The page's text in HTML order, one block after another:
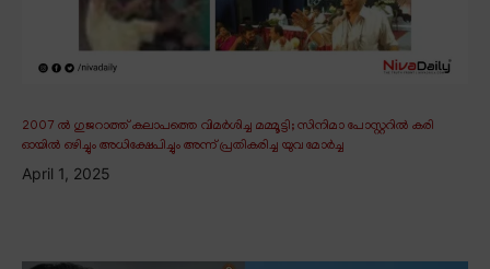
2007 ൽ ഗുജറാത്ത് കലാപത്തെ വിമർശിച്ച മമ്മൂട്ടി; സിനിമാ പോസ്റ്ററിൽ കരി
ഓയിൽ ഒഴിച്ചും അധിക്ഷേപിച്ചും അന്ന് പ്രതികരിച്ച യുവ മോർച്ച
April 1, 2025